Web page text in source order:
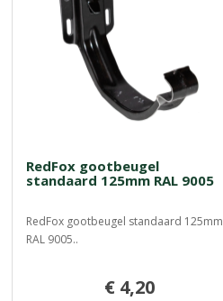
RedFox gootbeugel
standaard 125mm RAL 9005
RedFox gootbeugel standaard 125mm
RAL 9005..
€ 4,20